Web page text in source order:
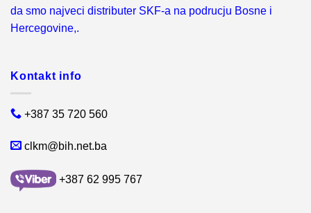
da smo najveci distributer SKF-a na podrucju Bosne i
Hercegovine,.
Kontakt info
+387 35 720 560
clkm@bih.net.ba
+387 62 995 767